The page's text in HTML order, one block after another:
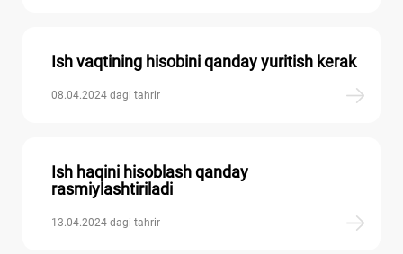
Ish vaqtining hisobini qanday yuritish kerak
08.04.2024 dagi tahrir
Ish haqini hisoblash qanday
rasmiylashtiriladi
13.04.2024 dagi tahrir